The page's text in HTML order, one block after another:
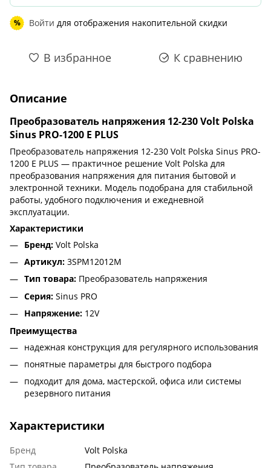
% Войти для отображения накопительной скидки
В избранное К сравнению
Описание
Преобразователь напряжения 12-230 Volt Polska
Sinus PRO-1200 E PLUS
Преобразователь напряжения 12-230 Volt Polska Sinus PRO-
1200 E PLUS — практичное решение Volt Polska для
преобразования напряжения для питания бытовой и
электронной техники. Модель подобрана для стабильной
работы, удобного подключения и ежедневной
эксплуатации.
Характеристики
Бренд: Volt Polska
Артикул: 3SPM12012M
Тип товара: Преобразователь напряжения
Серия: Sinus PRO
Напряжение: 12V
Преимущества
надежная конструкция для регулярного использования
понятные параметры для быстрого подбора
подходит для дома, мастерской, офиса или системы
резервного питания
Характеристики
Бренд
Volt Polska